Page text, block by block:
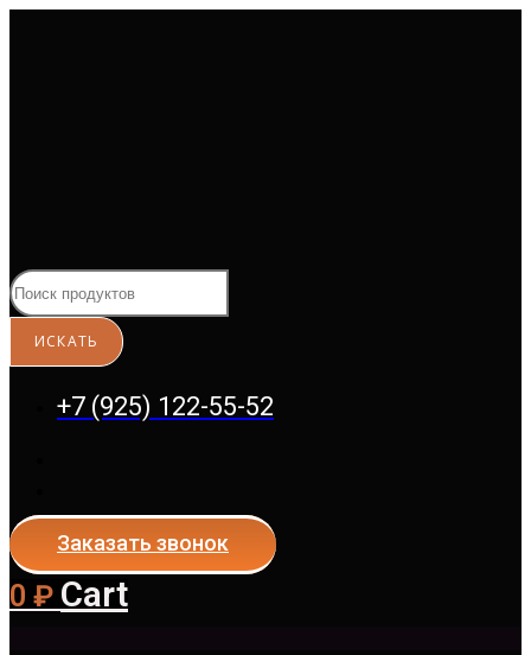
+7 (925) 122-55-52
Заказать звонок
0 ₽ Cart